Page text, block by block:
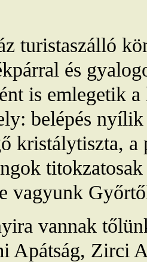
turistaszálló
és
is emlegetik
belépés
kristálytiszta, a
vagyunk
vannak
Apátság, Zirci